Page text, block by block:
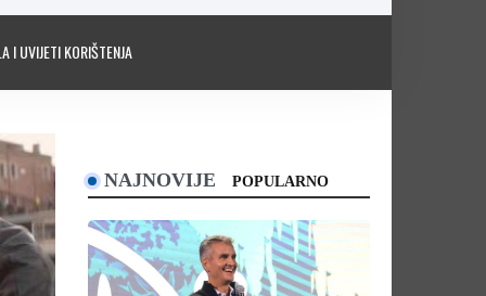
I UVIJETI KORIŠTENJA
NAJNOVIJE POPULARNO